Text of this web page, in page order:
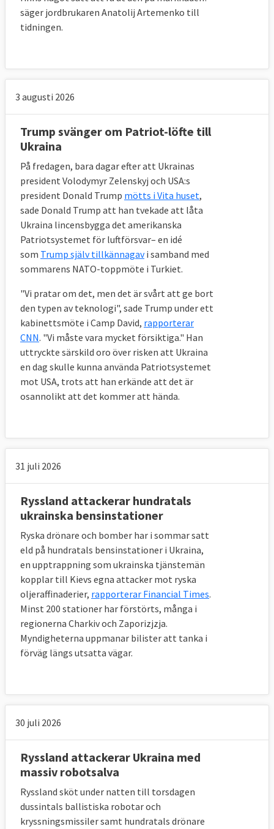
säger jordbrukaren Anatolij Artemenko till
tidningen.
3 augusti 2026
Trump svänger om Patriot-löfte till
Ukraina
På fredagen, bara dagar efter att Ukrainas
president Volodymyr Zelenskyj och USA:s
president Donald Trump mötts i Vita huset,
sade Donald Trump att han tvekade att låta
Ukraina lincensbygga det amerikanska
Patriotsystemet för luftförsvar– en idé
som Trump själv tillkännagavi samband med
sommarens NATO-toppmöte i Turkiet.
"Vi pratar om det, men det är svårt att ge bort
den typen av teknologi", sade Trump under ett
kabinettsmöte i Camp David, rapporterar
CNN. "Vi måste vara mycket försiktiga." Han
uttryckte särskild oro över risken att Ukraina
en dag skulle kunna använda Patriotsystemet
mot USA, trots att han erkände att det är
osannolikt att det kommer att hända.
31 juli 2026
Ryssland attackerar hundratals
ukrainska bensinstationer
Ryska drönare och bomber har i sommar satt
eld på hundratals bensinstationer i Ukraina,
en upptrappning som ukrainska tjänstemän
kopplar till Kievs egna attacker mot ryska
oljeraffinaderier, rapporterar Financial Times.
Minst 200 stationer har förstörts, många i
regionerna Charkiv och Zaporizjzja.
Myndigheterna uppmanar bilister att tanka i
förväg längs utsatta vägar.
30 juli 2026
Ryssland attackerar Ukraina med
massiv robotsalva
Ryssland sköt under natten till torsdagen
dussintals ballistiska robotar och
kryssningsmissiler samt hundratals drönare